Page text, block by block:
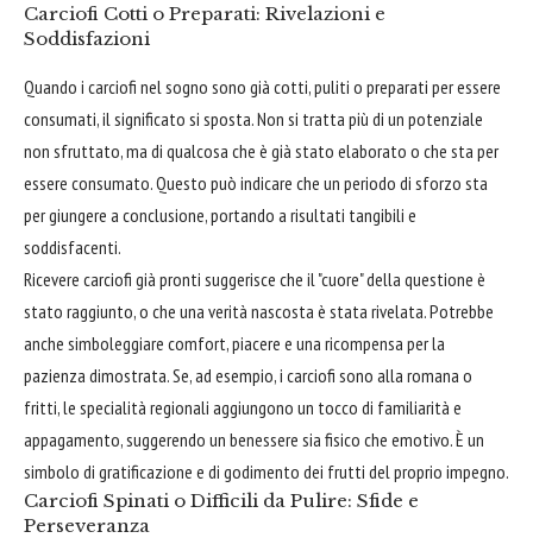
Carciofi Cotti o Preparati: Rivelazioni e
Soddisfazioni
Quando i carciofi nel sogno sono già cotti, puliti o preparati per essere
consumati, il significato si sposta. Non si tratta più di un potenziale
non sfruttato, ma di qualcosa che è già stato elaborato o che sta per
essere consumato. Questo può indicare che un periodo di sforzo sta
per giungere a conclusione, portando a risultati tangibili e
soddisfacenti.
Ricevere carciofi già pronti suggerisce che il "cuore" della questione è
stato raggiunto, o che una verità nascosta è stata rivelata. Potrebbe
anche simboleggiare comfort, piacere e una ricompensa per la
pazienza dimostrata. Se, ad esempio, i carciofi sono alla romana o
fritti, le specialità regionali aggiungono un tocco di familiarità e
appagamento, suggerendo un benessere sia fisico che emotivo. È un
simbolo di gratificazione e di godimento dei frutti del proprio impegno.
Carciofi Spinati o Difficili da Pulire: Sfide e
Perseveranza